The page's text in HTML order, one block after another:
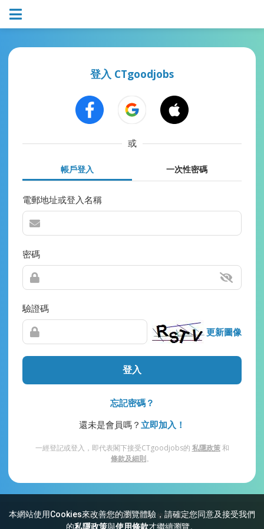
本網站使用Cookies來改善您的瀏覽體驗，請確定您同意及接受我們
的私隱政策與使用條款才繼續瀏覽。
登入 CTgoodjobs
或
帳戶登入 一次性密碼
電郵地址或登入名稱
密碼
驗證碼
更新圖像
登入
忘記密碼？
還未是會員嗎？ 立即加入！
一經登記或登入，即代表閣下接受CTgoodjobs的 私隱政策和
條款及細則。
網站索引 常見問題 私隱 條款及細則